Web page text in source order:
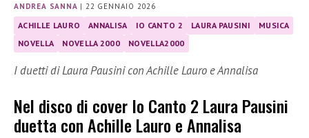
ANDREA SANNA | 22 GENNAIO 2026
ACHILLE LAURO ANNALISA IO CANTO 2 LAURA PAUSINI
MUSICA
NOVELLA
NOVELLA 2000 NOVELLA2000
I duetti di Laura Pausini con Achille Lauro e Annalisa
Nel disco di cover Io Canto 2 Laura Pausini
duetta con Achille Lauro e Annalisa